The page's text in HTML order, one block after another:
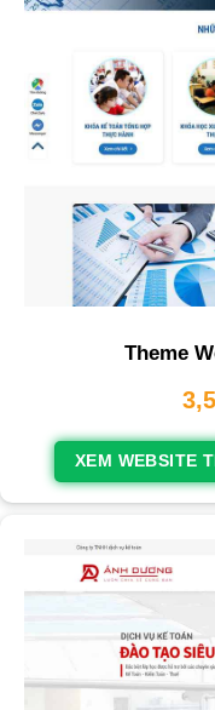
Theme
XEM WEBSITE